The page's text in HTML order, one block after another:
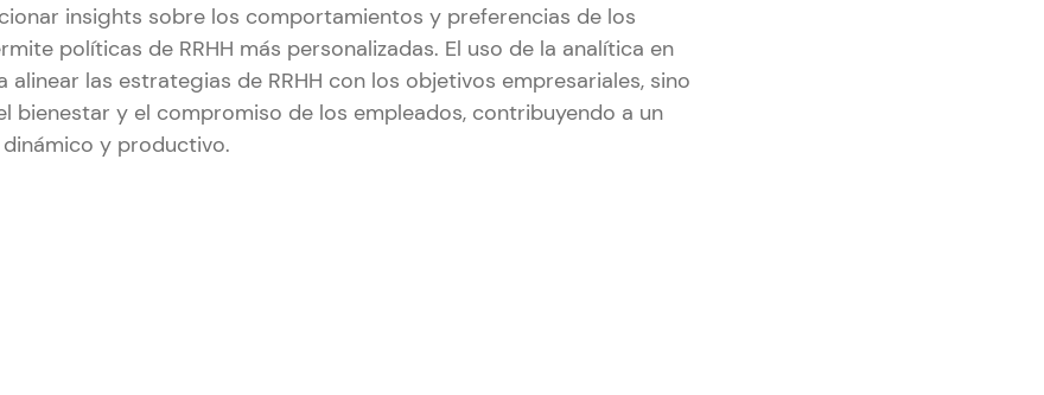
insights sobre los comportamientos y preferencias de los
políticas de RRHH más personalizadas. El uso de la analítica en
alinear las estrategias de RRHH con los objetivos empresariales, sino
bienestar y el compromiso de los empleados, contribuyendo a un
y productivo.